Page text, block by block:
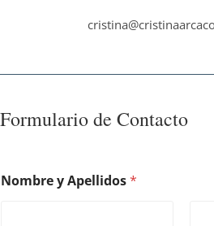
Formulario de Contacto
Nombre y Apellidos*